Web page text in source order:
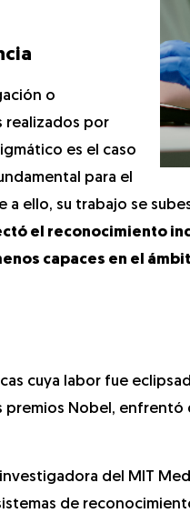
o
realizados por
es el caso
para el
a ello, su trabajo se
el reconocimiento
capaces en el
cuya labor fue
premios Nobel,
del MIT
de